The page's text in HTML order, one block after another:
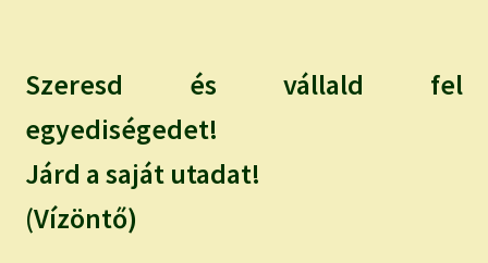
Szeresd és vállald fel
egyediségedet!
Járd a saját utadat!
(Vízöntő)